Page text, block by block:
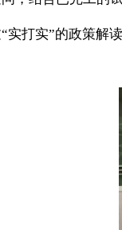
实打实”的政策解